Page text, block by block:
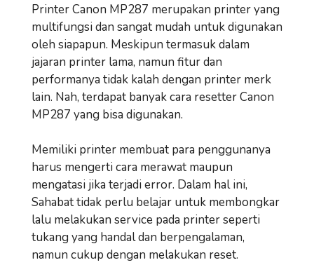
Printer Canon MP287 merupakan printer yang
multifungsi dan sangat mudah untuk digunakan
oleh siapapun. Meskipun termasuk dalam
jajaran printer lama, namun fitur dan
performanya tidak kalah dengan printer merk
lain. Nah, terdapat banyak cara resetter Canon
MP287 yang bisa digunakan.
Memiliki printer membuat para penggunanya
harus mengerti cara merawat maupun
mengatasi jika terjadi error. Dalam hal ini,
Sahabat tidak perlu belajar untuk membongkar
lalu melakukan service pada printer seperti
tukang yang handal dan berpengalaman,
namun cukup dengan melakukan reset.